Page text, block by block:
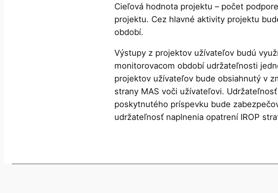
Cieľová hodnota projektu – počet
projektu. Cez hlavné aktivity projektu
období.
Výstupy z projektov užívateľov budú
monitorovacom období udržateľnosti
projektov užívateľov bude obsiahnutý v
strany MAS voči užívateľovi.
poskytnutého príspevku bude
udržateľnosť naplnenia opatrení IROP